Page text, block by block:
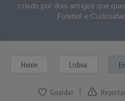
criado por dois amigos que
Futebol e
Home Lisboa